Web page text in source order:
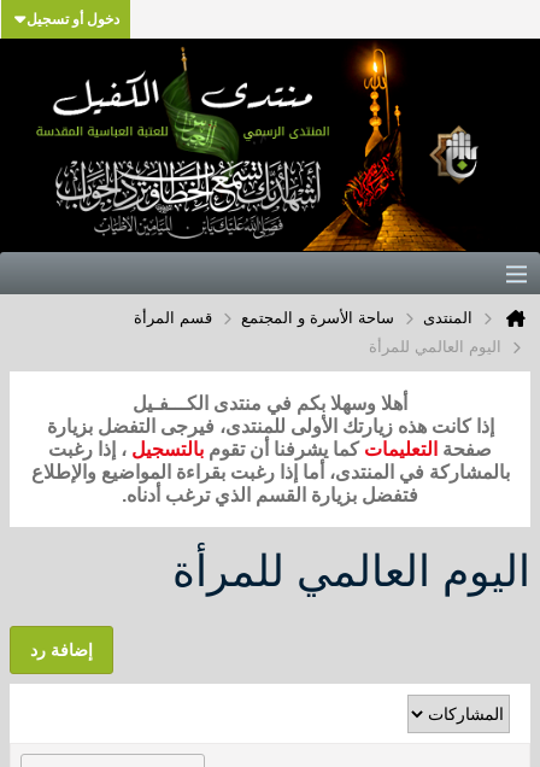
دخول أو تسجيل
المنتدى ساحة الأسرة و المجتمع
قسم المرأة
اليوم العالمي للمرأة
أهلا وسهلا بكم في منتدى الكـــفـيل
إذا كانت هذه زيارتك الأولى للمنتدى، فيرجى التفضل بزيارة
صفحة التعليمات كما يشرفنا أن تقوم بالتسجيل ، إذا رغبت
بالمشاركة في المنتدى، أما إذا رغبت بقراءة المواضيع والإطلاع
فتفضل بزيارة القسم الذي ترغب أدناه.
اليوم العالمي للمرأة
إضافة رد